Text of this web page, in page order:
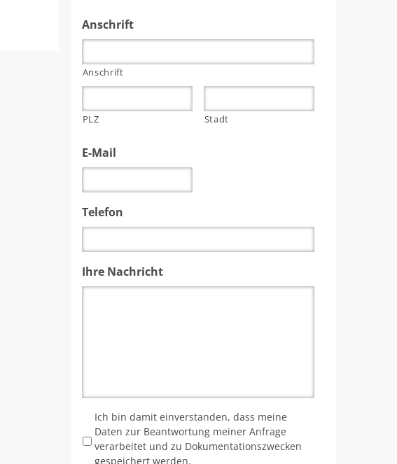
Anschrift
Anschrift
PLZ Stadt
E-Mail
Telefon
Ihre Nachricht
Ich bin damit einverstanden, dass meine
Daten zur Beantwortung meiner Anfrage
verarbeitet und zu Dokumentationszwecken
gespeichert werden.